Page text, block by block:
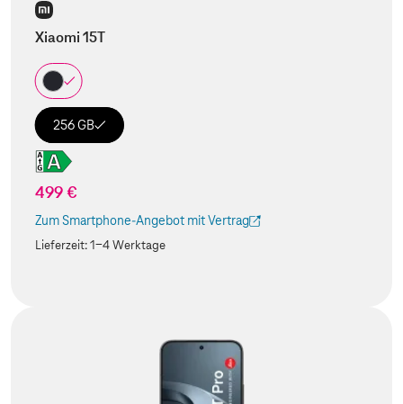
Xiaomi 15T
256 GB
499 €
Zum Smartphone-Angebot mit Vertrag
(Der Link wird in einem neuen Tab geöffnet)
Lieferzeit:1-4 Werktage